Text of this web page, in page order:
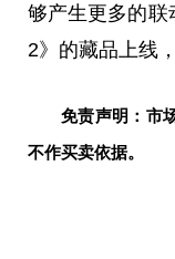
够产生更多的联
2》的藏品上线
免责声明：市
不作买卖依据。